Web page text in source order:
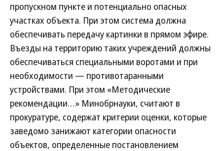
пропускном пункте и потенциально опасных
участках объекта. При этом система должна
обеспечивать передачу картинки в прямом эфире.
Въезды на территорию таких учреждений должны
обеспечиваться специальными воротами и при
необходимости — противотаранными
устройствами. При этом «Методические
рекомендации…» Минобрнауки, считают в
прокуратуре, содержат критерии оценки, которые
заведомо занижают категории опасности
объектов, определенные постановлением